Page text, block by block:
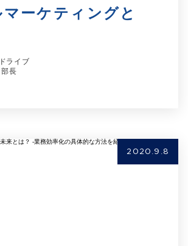
ーケティングと
ライブ
長
2020.9.8